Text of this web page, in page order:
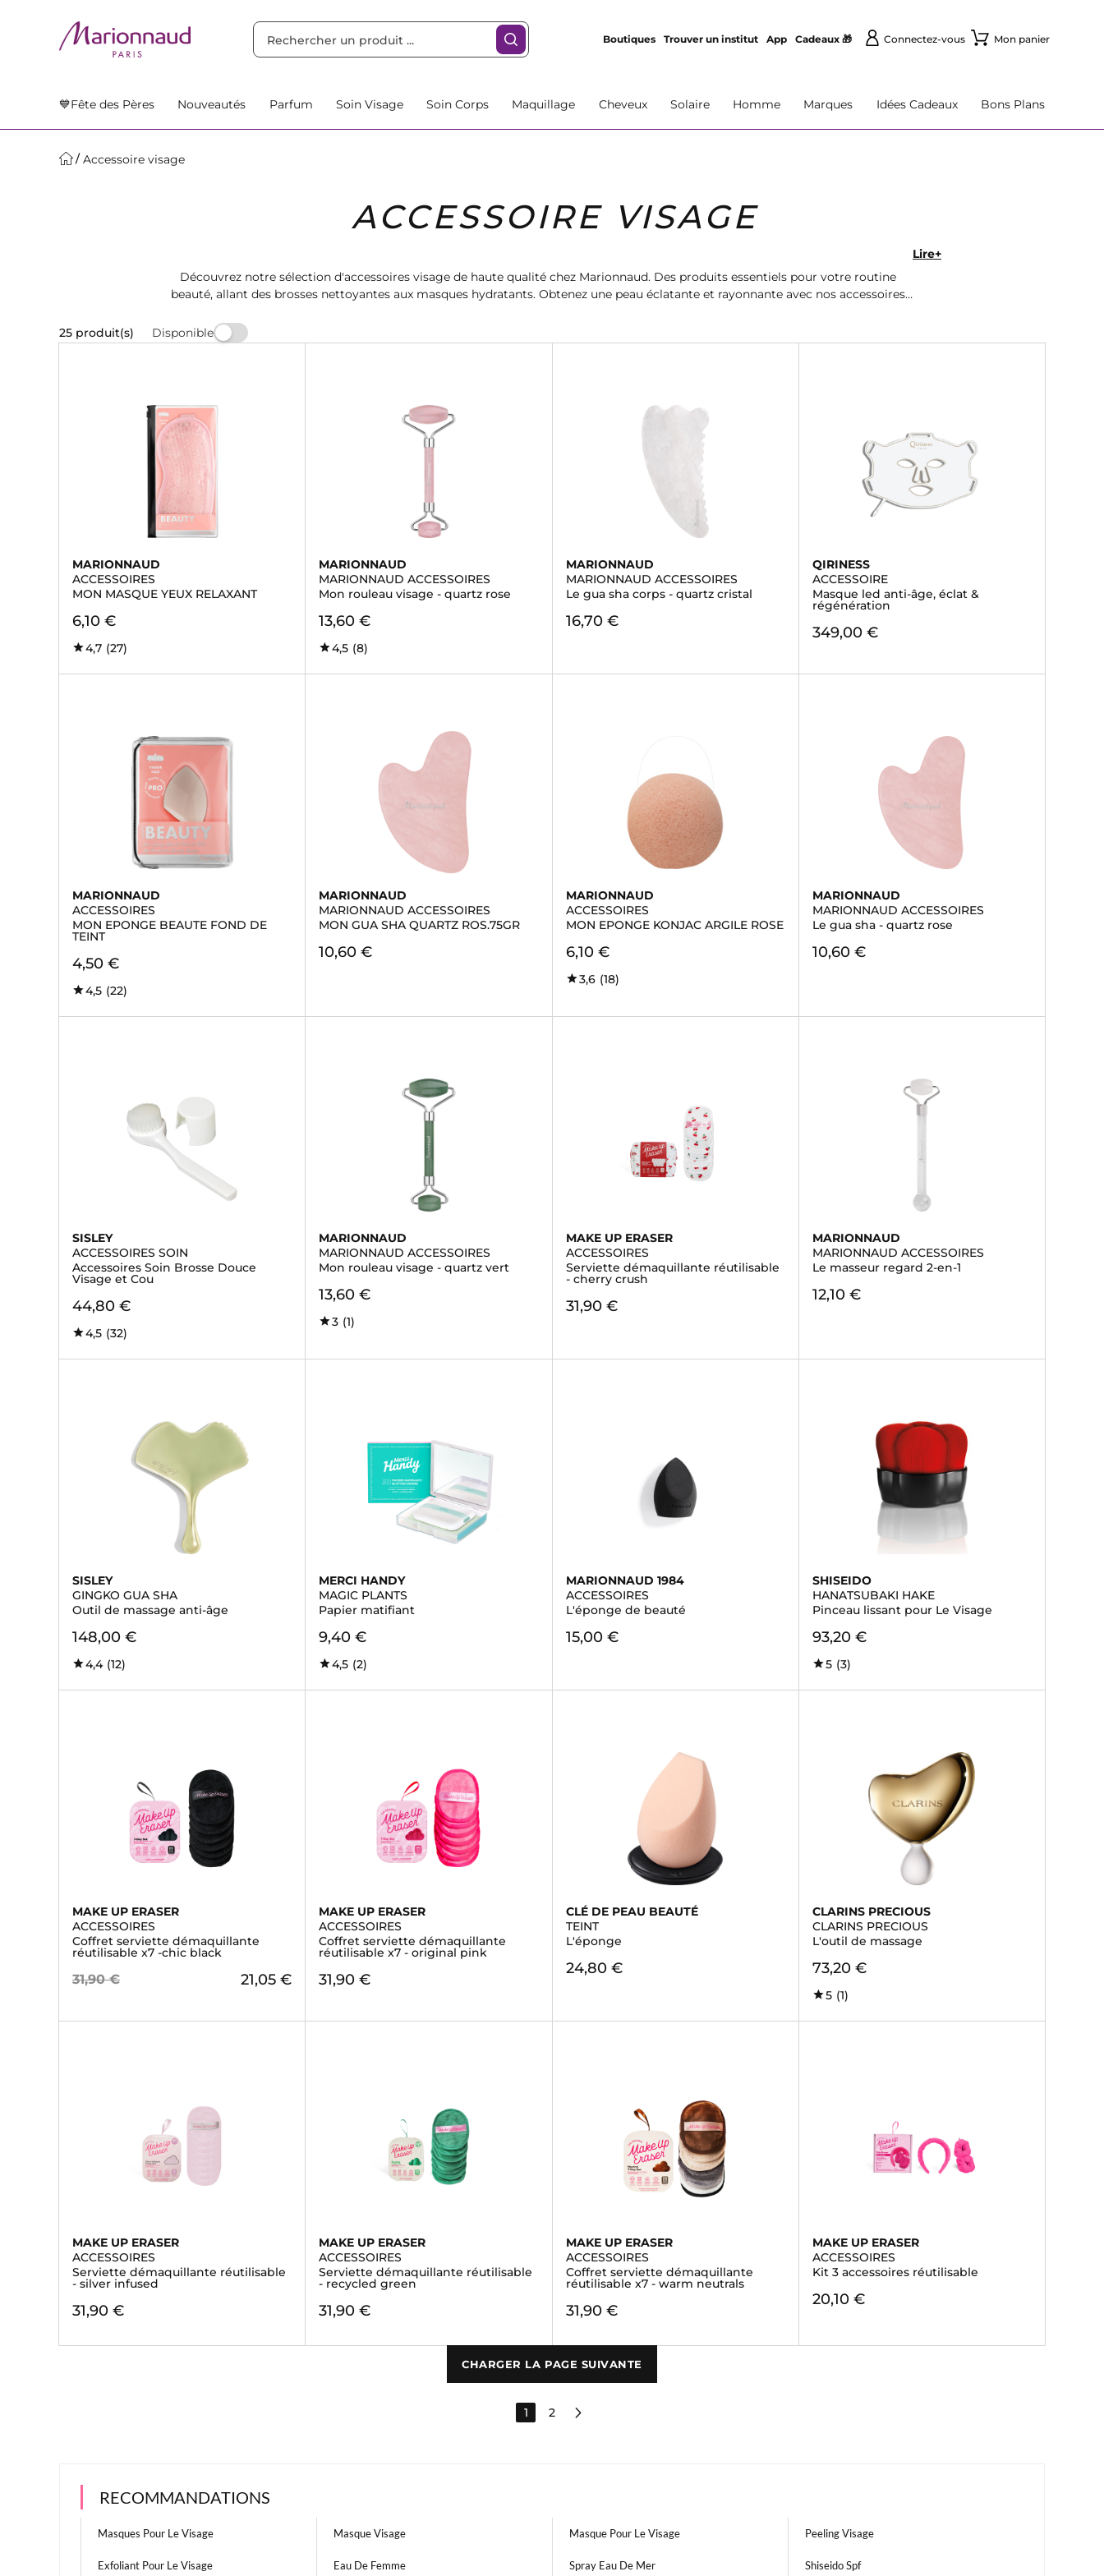
Boutiques Trouver un institut App Cadeaux 🎁 Connectez-vous Mon panier
💙Fête des Pères Nouveautés Parfum Soin Visage Soin Corps Maquillage Cheveux Solaire Homme Marques Idées Cadeaux Bons Plans
Accessoire visage
ACCESSOIRE VISAGE
Découvrez notre sélection d'accessoires visage de haute qualité chez Marionnaud. Des produits essentiels pour votre routine
beauté, allant des brosses nettoyantes aux masques hydratants. Obtenez une peau éclatante et rayonnante avec nos accessoires
Lire+
25 produit(s) Disponible
MARIONNAUD
ACCESSOIRES
MON MASQUE YEUX RELAXANT
6,10 €
4,7 (27)
MARIONNAUD
MARIONNAUD ACCESSOIRES
Mon rouleau visage - quartz rose
13,60 €
4,5 (8)
MARIONNAUD
MARIONNAUD ACCESSOIRES
Le gua sha corps - quartz cristal
16,70 €
QIRINESS
ACCESSOIRE
Masque led anti-âge, éclat &
régénération
349,00 €
MARIONNAUD
ACCESSOIRES
MON EPONGE BEAUTE FOND DE
TEINT
4,50 €
4,5 (22)
MARIONNAUD
MARIONNAUD ACCESSOIRES
MON GUA SHA QUARTZ ROS.75GR
10,60 €
MARIONNAUD
ACCESSOIRES
MON EPONGE KONJAC ARGILE ROSE
6,10 €
3,6 (18)
MARIONNAUD
MARIONNAUD ACCESSOIRES
Le gua sha - quartz rose
10,60 €
SISLEY
ACCESSOIRES SOIN
Accessoires Soin Brosse Douce
Visage et Cou
44,80 €
4,5 (32)
MARIONNAUD
MARIONNAUD ACCESSOIRES
Mon rouleau visage - quartz vert
13,60 €
3 (1)
MAKE UP ERASER
ACCESSOIRES
Serviette démaquillante réutilisable
- cherry crush
31,90 €
MARIONNAUD
MARIONNAUD ACCESSOIRES
Le masseur regard 2-en-1
12,10 €
SISLEY
GINGKO GUA SHA
Outil de massage anti-âge
148,00 €
4,4 (12)
MERCI HANDY
MAGIC PLANTS
Papier matifiant
9,40 €
4,5 (2)
MARIONNAUD 1984
ACCESSOIRES
L'éponge de beauté
15,00 €
SHISEIDO
HANATSUBAKI HAKE
Pinceau lissant pour Le Visage
93,20 €
5 (3)
MAKE UP ERASER
ACCESSOIRES
Coffret serviette démaquillante
réutilisable x7 -chic black
31,90 € 21,05 €
MAKE UP ERASER
ACCESSOIRES
Coffret serviette démaquillante
réutilisable x7 - original pink
31,90 €
CLÉ DE PEAU BEAUTÉ
TEINT
L'éponge
24,80 €
CLARINS PRECIOUS
CLARINS PRECIOUS
L'outil de massage
73,20 €
5 (1)
MAKE UP ERASER
ACCESSOIRES
Serviette démaquillante réutilisable
- silver infused
31,90 €
MAKE UP ERASER
ACCESSOIRES
Serviette démaquillante réutilisable
- recycled green
31,90 €
MAKE UP ERASER
ACCESSOIRES
Coffret serviette démaquillante
réutilisable x7 - warm neutrals
31,90 €
MAKE UP ERASER
ACCESSOIRES
Kit 3 accessoires réutilisable
20,10 €
CHARGER LA PAGE SUIVANTE
1 2
RECOMMANDATIONS
Masques Pour Le Visage Masque Visage Masque Pour Le Visage Peeling Visage
Exfoliant Pour Le Visage Eau De Femme Spray Eau De Mer Shiseido Spf